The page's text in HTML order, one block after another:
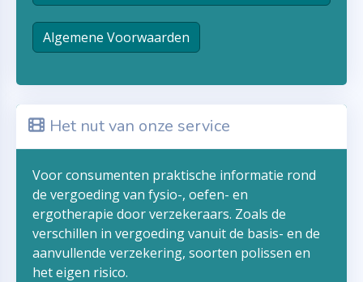
Algemene Voorwaarden
Het nut van onze service
Voor consumenten praktische informatie rond
de vergoeding van fysio-, oefen- en
ergotherapie door verzekeraars. Zoals de
verschillen in vergoeding vanuit de basis- en de
aanvullende verzekering, soorten polissen en
het eigen risico.